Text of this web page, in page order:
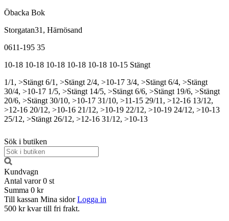
Öbacka Bok
Storgatan31, Härnösand
0611-195 35
10-18 10-18 10-18 10-18 10-18 10-15 Stängt
1/1, >Stängt 6/1, >Stängt 2/4, >10-17 3/4, >Stängt 6/4, >Stängt
30/4, >10-17 1/5, >Stängt 14/5, >Stängt 6/6, >Stängt 19/6, >Stängt
20/6, >Stängt 30/10, >10-17 31/10, >11-15 29/11, >12-16 13/12,
>12-16 20/12, >10-16 21/12, >10-19 22/12, >10-19 24/12, >10-13
25/12, >Stängt 26/12, >12-16 31/12, >10-13
Sök i butiken
Kundvagn
Antal varor 0 st
Summa 0 kr
Till kassan Mina sidor Logga in
500 kr kvar till fri frakt.